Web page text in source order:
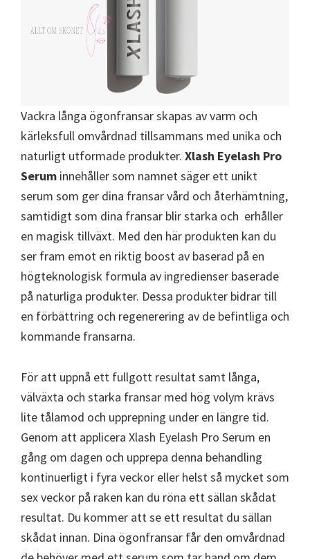
Vackra långa ögonfransar skapas av varm och
kärleksfull omvårdnad tillsammans med unika och
naturligt utformade produkter. Xlash Eyelash Pro
Serum innehåller som namnet säger ett unikt
serum som ger dina fransar vård och återhämtning,
samtidigt som dina fransar blir starka och erhåller
en magisk tillväxt. Med den här produkten kan du
ser fram emot en riktig boost av baserad på en
högteknologisk formula av ingredienser baserade
på naturliga produkter. Dessa produkter bidrar till
en förbättring och regenerering av de befintliga och
kommande fransarna.
För att uppnå ett fullgott resultat samt långa,
välväxta och starka fransar med hög volym krävs
lite tålamod och upprepning under en längre tid.
Genom att applicera Xlash Eyelash Pro Serum en
gång om dagen och upprepa denna behandling
kontinuerligt i fyra veckor eller helst så mycket som
sex veckor på raken kan du röna ett sällan skådat
resultat. Du kommer att se ett resultat du sällan
skådat innan. Dina ögonfransar får den omvårdnad